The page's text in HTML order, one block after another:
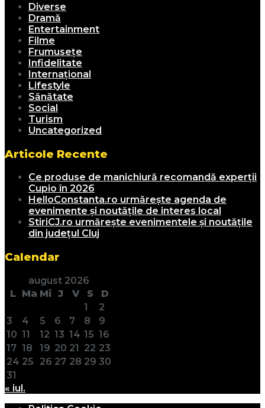
Diverse
Dramă
Entertainment
Filme
Frumusețe
Infidelitate
Internațional
Lifestyle
Sănătate
Social
Turism
Uncategorized
Articole Recente
Ce produse de manichiură recomandă experții
Cupio în 2026
HelloConstanta.ro urmărește agenda de
evenimente și noutățile de interes local
StiriCJ.ro urmărește evenimentele și noutățile
din județul Cluj
Calendar
august 2026
L Ma Mi J V S
D
1
2
3
4 5 6 7 8
9
10 11 12 13 14 15 16
17 18 19 20 21 22 23
24 25 26 27 28 29 30
31
« iul.